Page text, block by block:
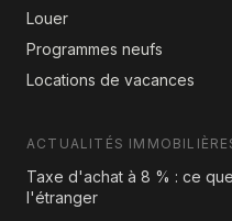
Louer
Programmes neufs
Locations de vacances
ACTUALITÉS
Taxe d'achat à 8 % : ce
l'étranger